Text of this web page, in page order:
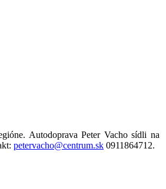
Autodoprava Peter Vacho sídli na
petervacho@centrum.sk 0911864712.